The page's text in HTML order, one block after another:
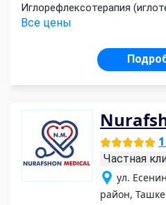
Иглорефлексотерапия
Все цены
Частная
ул.
район,